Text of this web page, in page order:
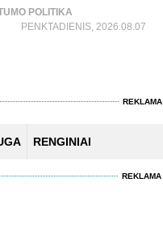
POLITIKA
PENKTADIENIS, 2026.08.07
REKLAMA
RENGINIAI
REKLAMA